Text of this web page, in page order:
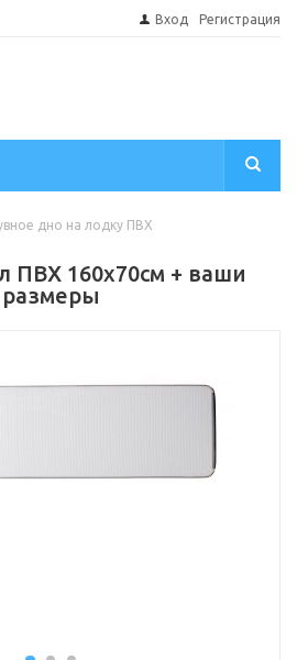
Вход Регистрация
дно на лодку ПВХ
ПВХ 160х70см + ваши
размеры